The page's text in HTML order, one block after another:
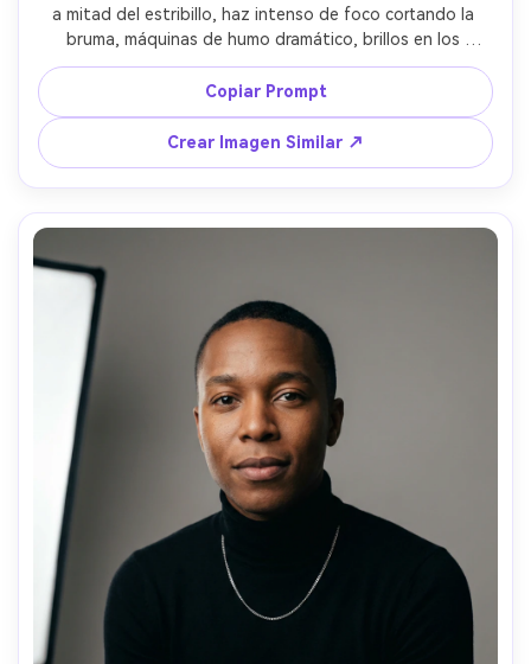
a mitad del estribillo, haz intenso de foco cortando la
bruma, máquinas de humo dramático, brillos en los
pómulos, mono ajustado con detalles metálicos,
desenfoque de público y palos luminosos de fondo,
tomada con Nikon Z9 con 70-200mm en 135mm,
obturador rápido, enfoque nítido al rostro, iluminación de
escenario de alto contraste, fotografía de concierto
fotorrealista --ar 4:5
Copiar Prompt
Crear Imagen Similar ↗